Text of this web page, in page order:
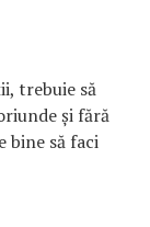
trebuie să
și fără
bine să faci